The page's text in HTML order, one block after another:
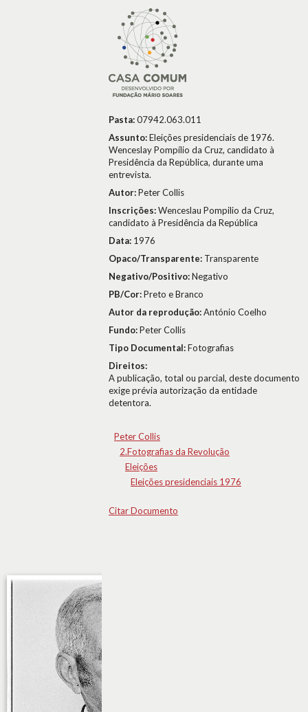
Pasta:07942.063.011
Assunto:Eleições presidenciais de 1976.
Wenceslay Pompílio da Cruz, candidato à
Presidência da República, durante uma
entrevista.
Autor:Peter Collis
Inscrições:Wenceslau Pompilio da Cruz,
candidato à Presidência da República
Data: 1976
Opaco/Transparente: Transparente
Negativo/Positivo:Negativo
PB/Cor:Preto e Branco
Autor da reprodução:António Coelho
Fundo:Peter Collis
Tipo Documental:Fotografias
Direitos:
A publicação, total ou parcial, deste documento
exige prévia autorização da entidade
detentora.
Peter Collis
2.Fotografias da Revolução
Eleições
Eleições presidenciais 1976
Citar Documento